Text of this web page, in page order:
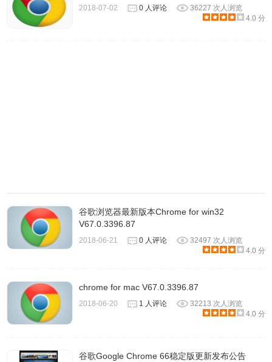
2018-07-02 0 人评论
36227 次人浏览
4.0 分
谷歌浏览器最新版本Chrome for win32
V67.0.3396.87
2018-06-21 0 人评论
32497 次人浏览
4.0 分
chrome for mac V67.0.3396.87
2018-06-20 1 人评论
32213 次人浏览
4.0 分
谷歌Google Chrome 66稳定版更新发布公告